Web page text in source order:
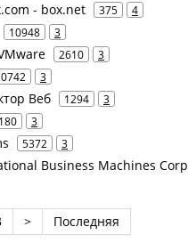
- box.net 375 4
10948 3
2610 3
3
Веб 1294 3
3
5372 3
Business Machines Corp
> Последняя